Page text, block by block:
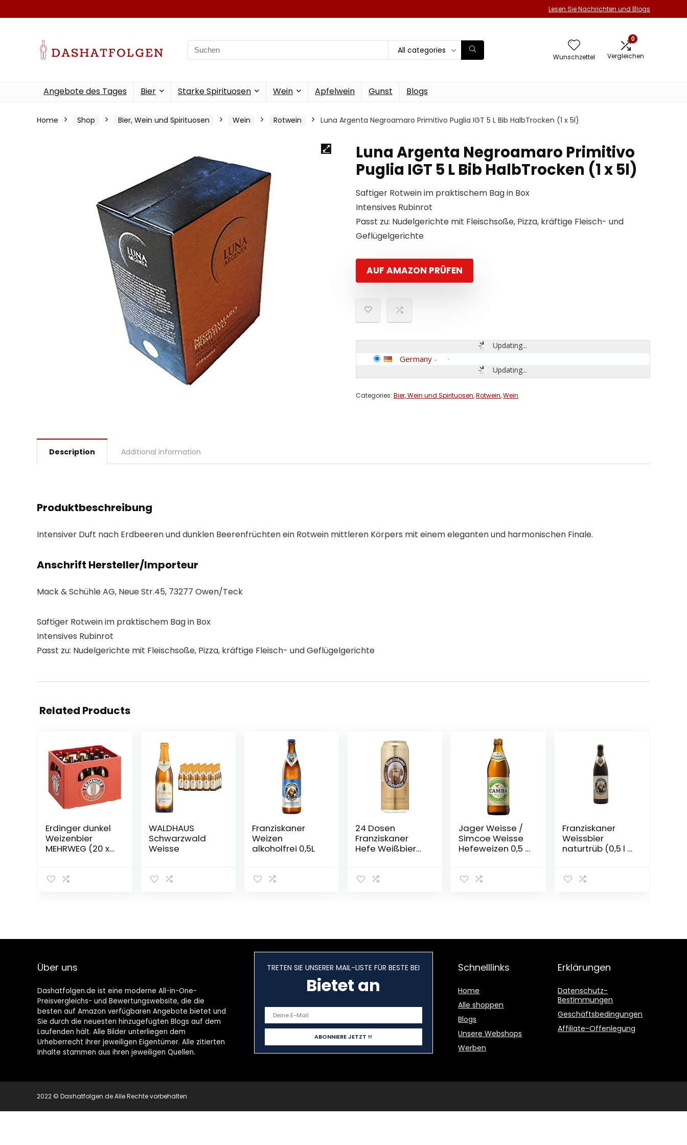
Lesen Sie Nachrichten und Blogs
Search
for:
All categories
Wunschzettel
0
Vergleichen
Angebote des Tages Bier Starke Spirituosen Wein Apfelwein Gunst Blogs
Home Shop Bier, Wein und Spirituosen Wein Rotwein Luna Argenta Negroamaro Primitivo Puglia IGT 5 L Bib HalbTrocken (1 x 5l)
Luna Argenta Negroamaro Primitivo
Puglia IGT 5 L Bib HalbTrocken (1 x 5l)
Saftiger Rotwein im praktischem Bag in Box
Intensives Rubinrot
Passt zu: Nudelgerichte mit Fleischsoße, Pizza, kräftige Fleisch- und
Geflügelgerichte
AUF AMAZON PRÜFEN
Updating...
Updating...
Germany -
Categories: Bier, Wein und Spirituosen,Rotwein,Wein
Description Additional information
Produktbeschreibung
Intensiver Duft nach Erdbeeren und dunklen Beerenfrüchten ein Rotwein mittleren Körpers mit einem eleganten und harmonischen Finale.
Anschrift Hersteller/Importeur
Mack & Schühle AG, Neue Str.45, 73277 Owen/Teck
Saftiger Rotwein im praktischem Bag in Box
Intensives Rubinrot
Passt zu: Nudelgerichte mit Fleischsoße, Pizza, kräftige Fleisch- und Geflügelgerichte
Related Products
Erdinger dunkel
Weizenbier
MEHRWEG (20 x
WALDHAUS
Schwarzwald
Weisse
Franziskaner
Weizen
alkoholfrei 0,5L
24 Dosen
Franziskaner
Hefe Weißbier
6.00€ EINWEG
Jager Weisse /
Simcoe Weisse
Hefeweizen 0,5 l
Franziskaner
Weissbier
naturtrüb (0,5 l /
Über uns
Dashatfolgen.de ist eine moderne All-in-One-
Preisvergleichs- und Bewertungswebsite, die die
besten auf Amazon verfügbaren Angebote bietet und
Sie durch die neuesten hinzugefügten Blogs auf dem
Laufenden hält. Alle Bilder unterliegen dem
Urheberrecht ihrer jeweiligen Eigentümer. Alle zitierten
Inhalte stammen aus ihren jeweiligen Quellen.
TRETEN SIE UNSERER MAIL-LISTE FÜR BESTE BEI
Bietet an
Schnelllinks
Home
Alle shoppen
Blogs
Unsere Webshops
Werben
Erklärungen
Datenschutz-
Bestimmungen
Geschäftsbedingungen
Affiliate-Offenlegung
2022 © Dashatfolgen.de Alle Rechte vorbehalten